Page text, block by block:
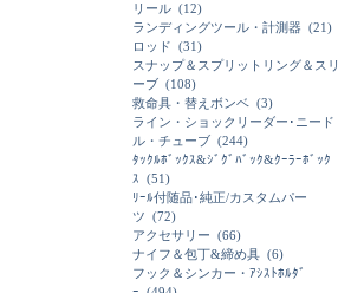
リール (12)
ランディングツール・計測器 (21)
ロッド (31)
スナップ＆スプリットリング＆スリ
ーブ (108)
救命具・替えボンベ (3)
ライン・ショックリーダー･ニード
ル・チューブ (244)
ﾀｯｸﾙﾎﾞｯｸｽ&ｼﾞｸﾞﾊﾞｯｸ&ｸｰﾗｰﾎﾞｯｸ
ｽ (51)
ﾘｰﾙ付随品･純正/カスタムパー
ツ (72)
アクセサリー (66)
ナイフ＆包丁&締め具 (6)
フック＆シンカー・ｱｼｽﾄﾎﾙﾀﾞ